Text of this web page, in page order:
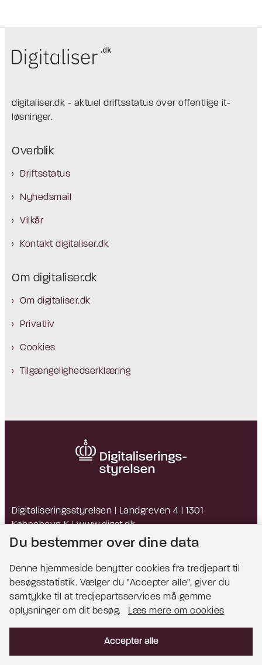
digitaliser.dk - aktuel driftsstatus over offentlige it-
løsninger.
Overblik
Driftsstatus
Nyhedsmail
Vilkår
Kontakt digitaliser.dk
Om digitaliser.dk
Om digitaliser.dk
Privatliv
Cookies
Tilgængelighedserklæring
Digitaliseringsstyrelsen | Landgreven 4 | 1301
København K |www.digst.dk
EAN: 5798009814203 | CVR: 34051178
Bemærk!
Du bestemmer over dine data
Denne hjemmeside benytter cookies fra tredjepart til
besøgsstatistik. Vælger du ''Accepter alle'', giver du
samtykke til at tredjepartsservices må gemme
oplysninger om dit besøg.
Læs mere om cookies
Accepter alle